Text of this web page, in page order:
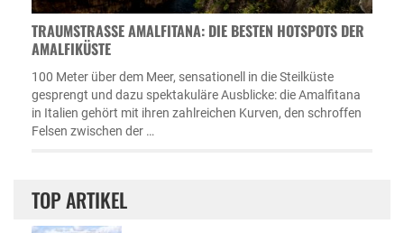
TRAUMSTRASSE AMALFITANA: DIE BESTEN HOTSPOTS DER A
MALFIKÜSTE
100 Meter über dem Meer, sensationell in die Steilküste
gesprengt und dazu spektakuläre Ausblicke: die Amalfitana
in Italien gehört mit ihren zahlreichen Kurven, den schroffen
Felsen zwischen der …
TOP ARTIKEL